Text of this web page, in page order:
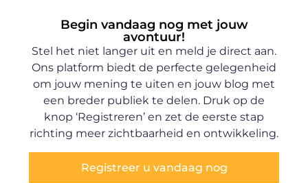
Begin vandaag nog met jouw
avontuur!
Stel het niet langer uit en meld je direct aan.
Ons platform biedt de perfecte gelegenheid
om jouw mening te uiten en jouw blog met
een breder publiek te delen. Druk op de
knop ‘Registreren’ en zet de eerste stap
richting meer zichtbaarheid en ontwikkeling.
Registreer u vandaag nog